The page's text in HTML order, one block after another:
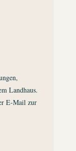
Landhaus.
E-Mail zur